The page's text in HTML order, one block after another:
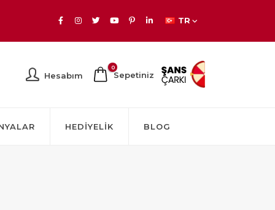
TR
Hesabım
0
Sepetiniz
HEDIYELIK BLOG